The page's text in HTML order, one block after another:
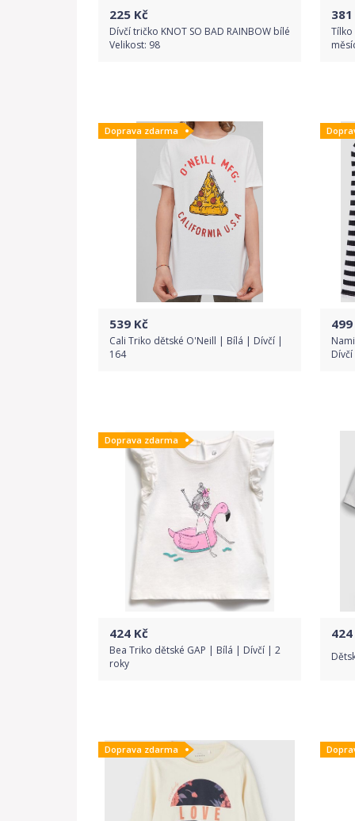
225 Kč
Dívčí tričko KNOT SO BAD RAINBOW bílé
Velikost: 98
Detail produktu
381
Doprava zdarma
539 Kč
Cali Triko dětské O'Neill | Bílá | Dívčí |
164
Detail produktu
499
Doprava zdarma
424 Kč
Bea Triko dětské GAP | Bílá | Dívčí | 2
roky
Detail produktu
424
Doprava zdarma